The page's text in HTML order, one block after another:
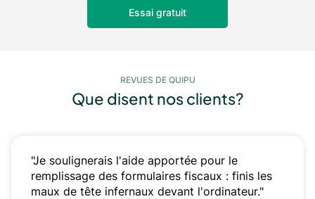
Essai gratuit
REVUES DE QUIPU
Que disent nos clients?
"Je soulignerais l'aide apportée pour le
remplissage des formulaires fiscaux : finis les
maux de tête infernaux devant l'ordinateur."